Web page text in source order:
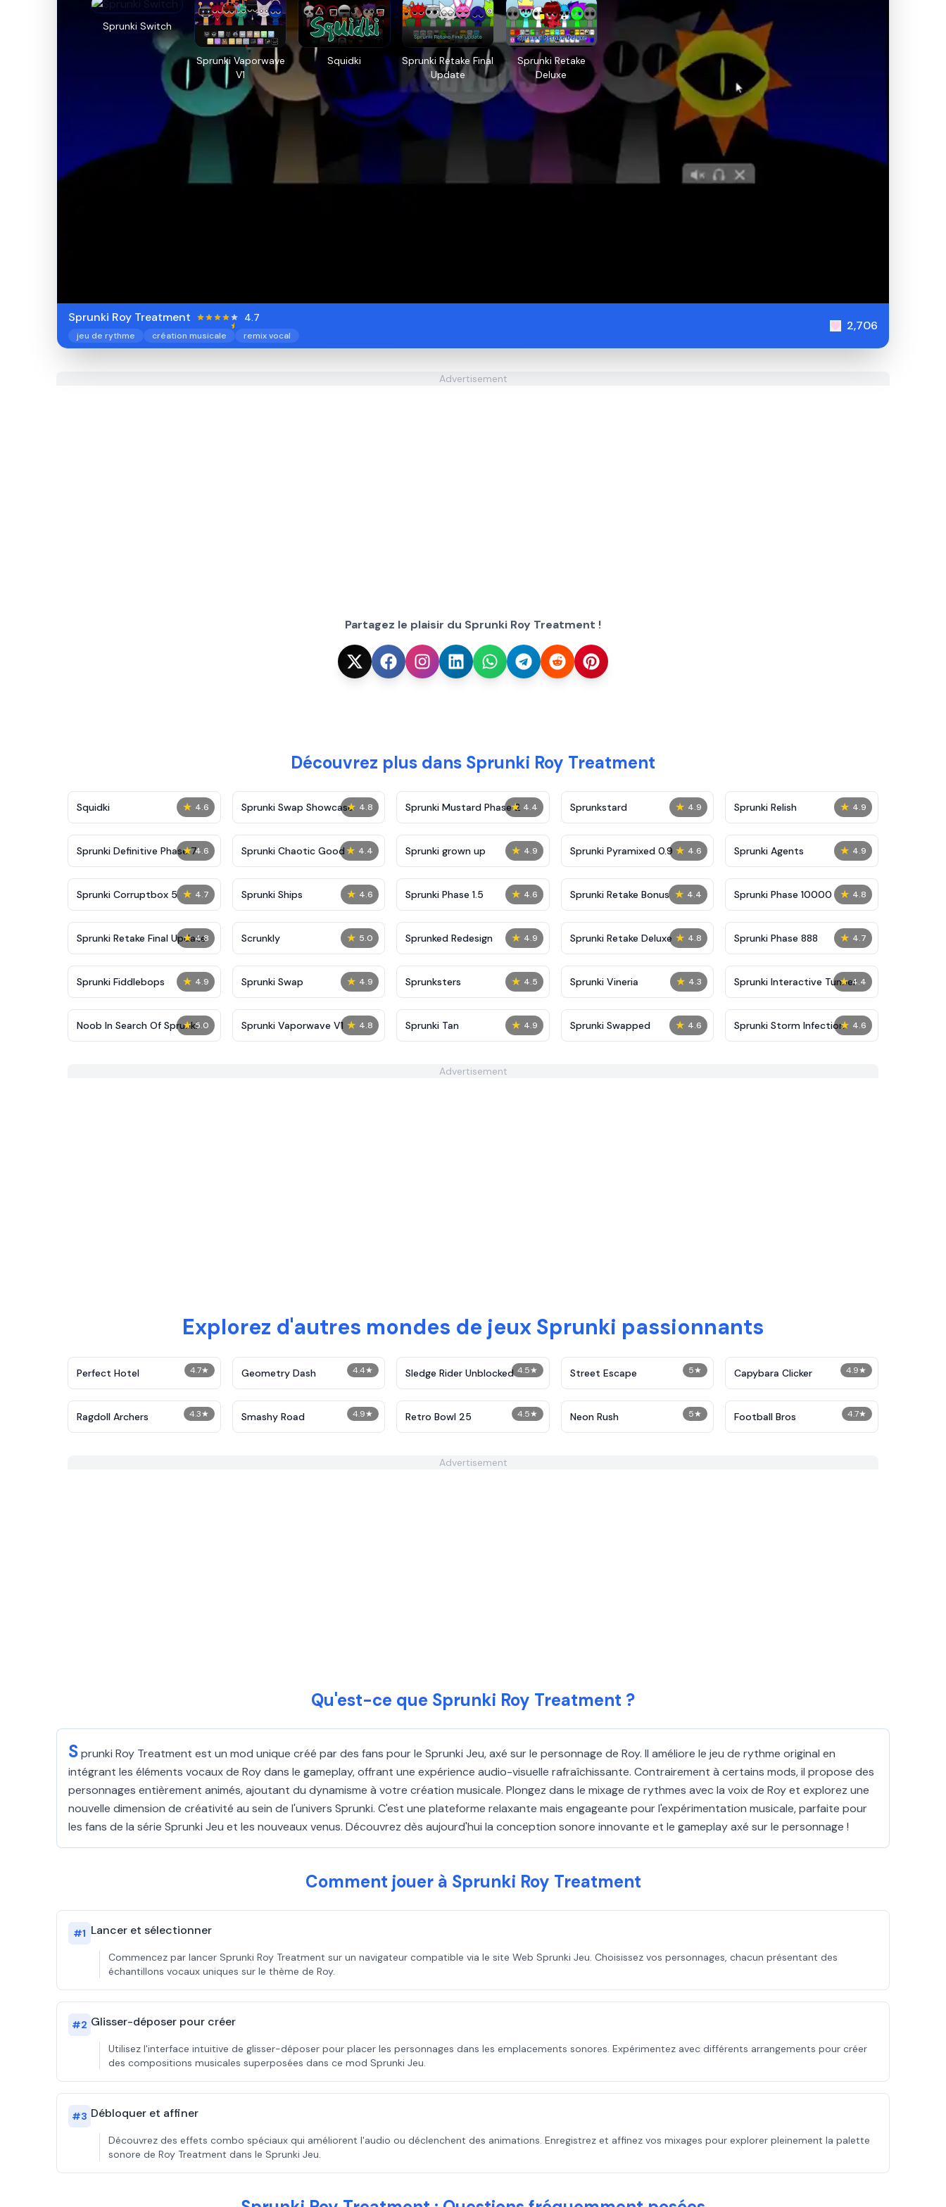
Sprunki Switch
Sprunki Vaporwave
V1
Squidki
Sprunki Retake Final
Update
Sprunki Retake
Deluxe
Sprunki Roy Treatment 4.7
jeu de rythme création musicale remix vocal
2,706
Advertisement
Partagez le plaisir du Sprunki Roy Treatment !
Découvrez plus dans Sprunki Roy Treatment
★ 4.6
Squidki ★ 4.8
Sprunki Swap Showcase ★ 4.4
Sprunki Mustard Phase 2 ★ 4.9
Sprunkstard ★ 4.9
Sprunki Relish
★ 4.6
Sprunki Definitive Phase 7 ★ 4.4
Sprunki Chaotic Good ★ 4.9
Sprunki grown up ★ 4.6
Sprunki Pyramixed 0.9 ★ 4.9
Sprunki Agents
★ 4.7
Sprunki Corruptbox 5 ★ 4.6
Sprunki Ships ★ 4.6
Sprunki Phase 1.5 ★ 4.4
Sprunki Retake Bonus ★ 4.8
Sprunki Phase 10000
★ 4.8
Sprunki Retake Final Update ★ 5.0
Scrunkly ★ 4.9
Sprunked Redesign ★ 4.8
Sprunki Retake Deluxe ★ 4.7
Sprunki Phase 888
★ 4.9
Sprunki Fiddlebops ★ 4.9
Sprunki Swap ★ 4.5
Sprunksters ★ 4.3
Sprunki Vineria ★ 4.4
Sprunki Interactive Tunner
★ 5.0
Noob In Search Of Sprunki ★ 4.8
Sprunki Vaporwave V1 ★ 4.9
Sprunki Tan ★ 4.6
Sprunki Swapped ★ 4.6
Sprunki Storm Infection
Advertisement
Explorez d'autres mondes de jeux Sprunki passionnants
4.7★
Perfect Hotel 4.4★
Geometry Dash 4.5★
Sledge Rider Unblocked 5★
Street Escape 4.9★
Capybara Clicker
4.3★
Ragdoll Archers 4.9★
Smashy Road 4.5★
Retro Bowl 25 5★
Neon Rush 4.7★
Football Bros
Advertisement
Qu'est-ce que Sprunki Roy Treatment ?
Sprunki Roy Treatment est un mod unique créé par des fans pour le Sprunki Jeu, axé sur le personnage de Roy. Il améliore le jeu de rythme original en
intégrant les éléments vocaux de Roy dans le gameplay, offrant une expérience audio-visuelle rafraîchissante. Contrairement à certains mods, il propose des
personnages entièrement animés, ajoutant du dynamisme à votre création musicale. Plongez dans le mixage de rythmes avec la voix de Roy et explorez une
nouvelle dimension de créativité au sein de l'univers Sprunki. C'est une plateforme relaxante mais engageante pour l'expérimentation musicale, parfaite pour
les fans de la série Sprunki Jeu et les nouveaux venus. Découvrez dès aujourd'hui la conception sonore innovante et le gameplay axé sur le personnage !
Comment jouer à Sprunki Roy Treatment
#1 Lancer et sélectionner
Commencez par lancer Sprunki Roy Treatment sur un navigateur compatible via le site Web Sprunki Jeu. Choisissez vos personnages, chacun présentant des
échantillons vocaux uniques sur le thème de Roy.
#2 Glisser-déposer pour créer
Utilisez l'interface intuitive de glisser-déposer pour placer les personnages dans les emplacements sonores. Expérimentez avec différents arrangements pour créer
des compositions musicales superposées dans ce mod Sprunki Jeu.
#3 Débloquer et affiner
Découvrez des effets combo spéciaux qui améliorent l'audio ou déclenchent des animations. Enregistrez et affinez vos mixages pour explorer pleinement la palette
sonore de Roy Treatment dans le Sprunki Jeu.